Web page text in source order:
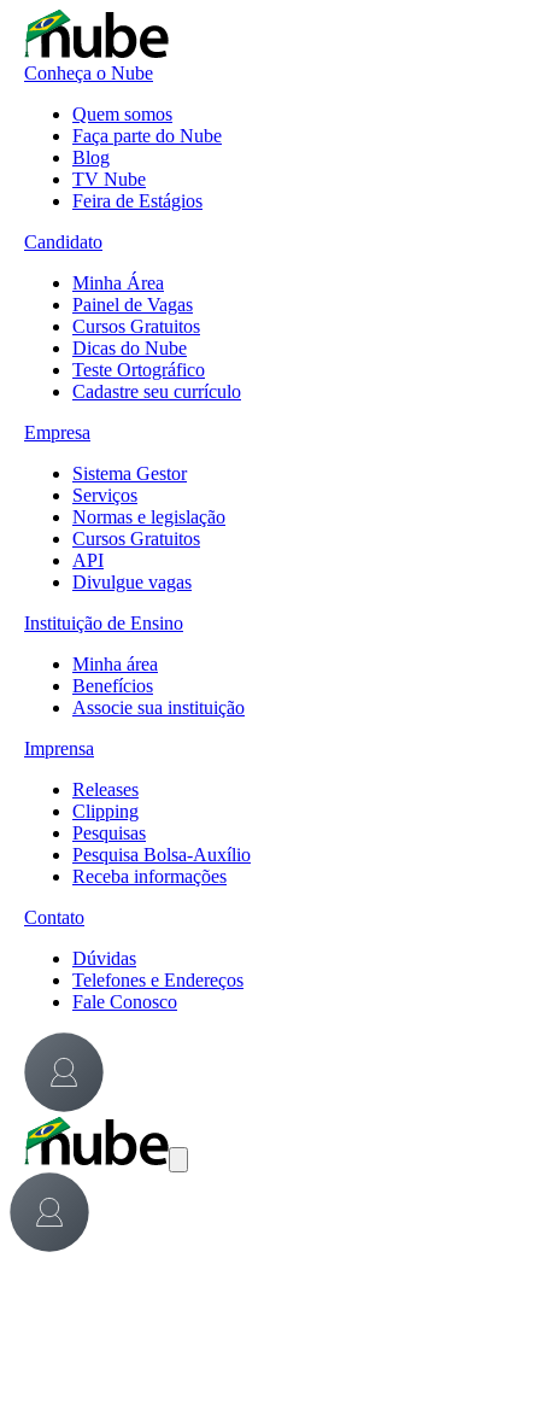
Conheça o Nube
Quem somos
Faça parte do Nube
Blog
TV Nube
Feira de Estágios
Candidato
Minha Área
Painel de Vagas
Cursos Gratuitos
Dicas do Nube
Teste Ortográfico
Cadastre seu currículo
Empresa
Sistema Gestor
Serviços
Normas e legislação
Cursos Gratuitos
API
Divulgue vagas
Instituição de Ensino
Minha área
Benefícios
Associe sua instituição
Imprensa
Releases
Clipping
Pesquisas
Pesquisa Bolsa-Auxílio
Receba informações
Contato
Dúvidas
Telefones e Endereços
Fale Conosco